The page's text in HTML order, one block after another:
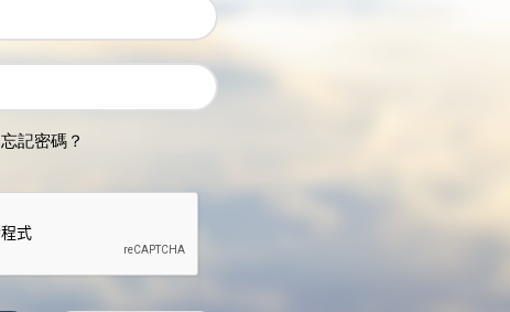
忘記密碼？